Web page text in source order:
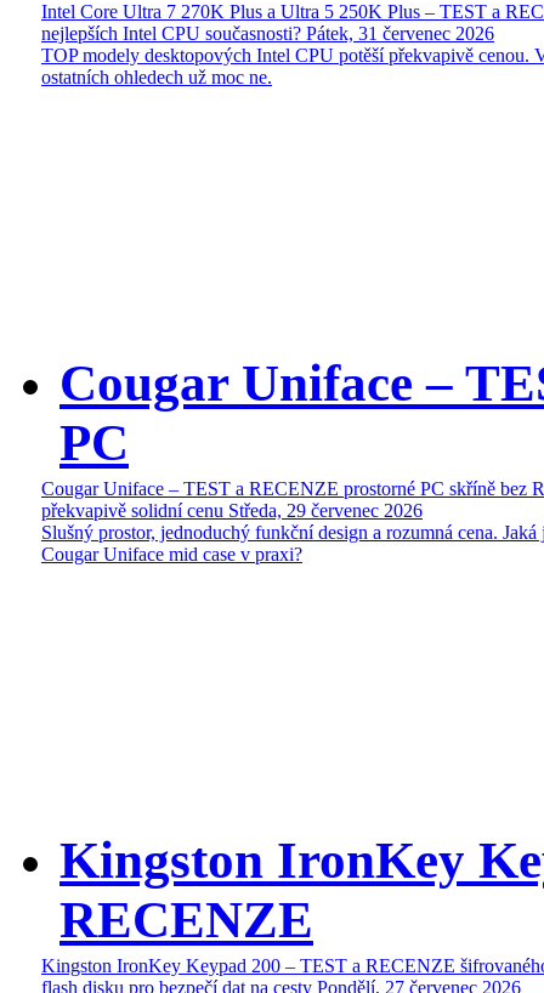
Intel Core Ultra 7 270K Plus a Ultra 5 250K Plus – TEST a
nejlepších Intel CPU současnosti? Pátek, 31 červenec 2026
TOP modely desktopových Intel CPU potěší překvapivě cenou.
ostatních ohledech už moc ne.
Cougar Uniface –
PC
Cougar Uniface – TEST a RECENZE prostorné PC skříně bez
překvapivě solidní cenu Středa, 29 červenec 2026
Slušný prostor, jednoduchý funkční design a rozumná cena. Jaká
Cougar Uniface mid case v praxi?
Kingston IronKey
RECENZE
Kingston IronKey Keypad 200 – TEST a RECENZE
flash disku pro bezpečí dat na cesty Pondělí, 27 červenec 2026